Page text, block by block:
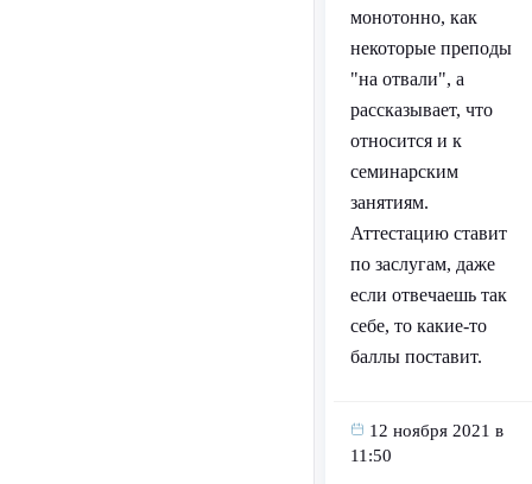
монотонно, как
некоторые преподы
"на отвали", а
рассказывает, что
относится и к
семинарским
занятиям.
Аттестацию ставит
по заслугам, даже
если отвечаешь так
себе, то какие-то
баллы поставит.
12 ноября 2021 в
11:50